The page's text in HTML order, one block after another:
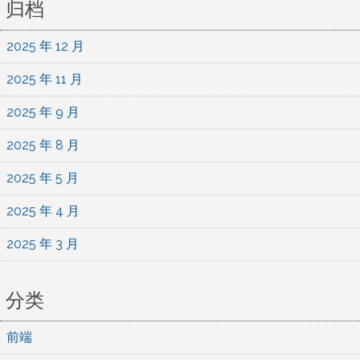
归档
2025 年 12 月
2025 年 11 月
2025 年 9 月
2025 年 8 月
2025 年 5 月
2025 年 4 月
2025 年 3 月
分类
前端